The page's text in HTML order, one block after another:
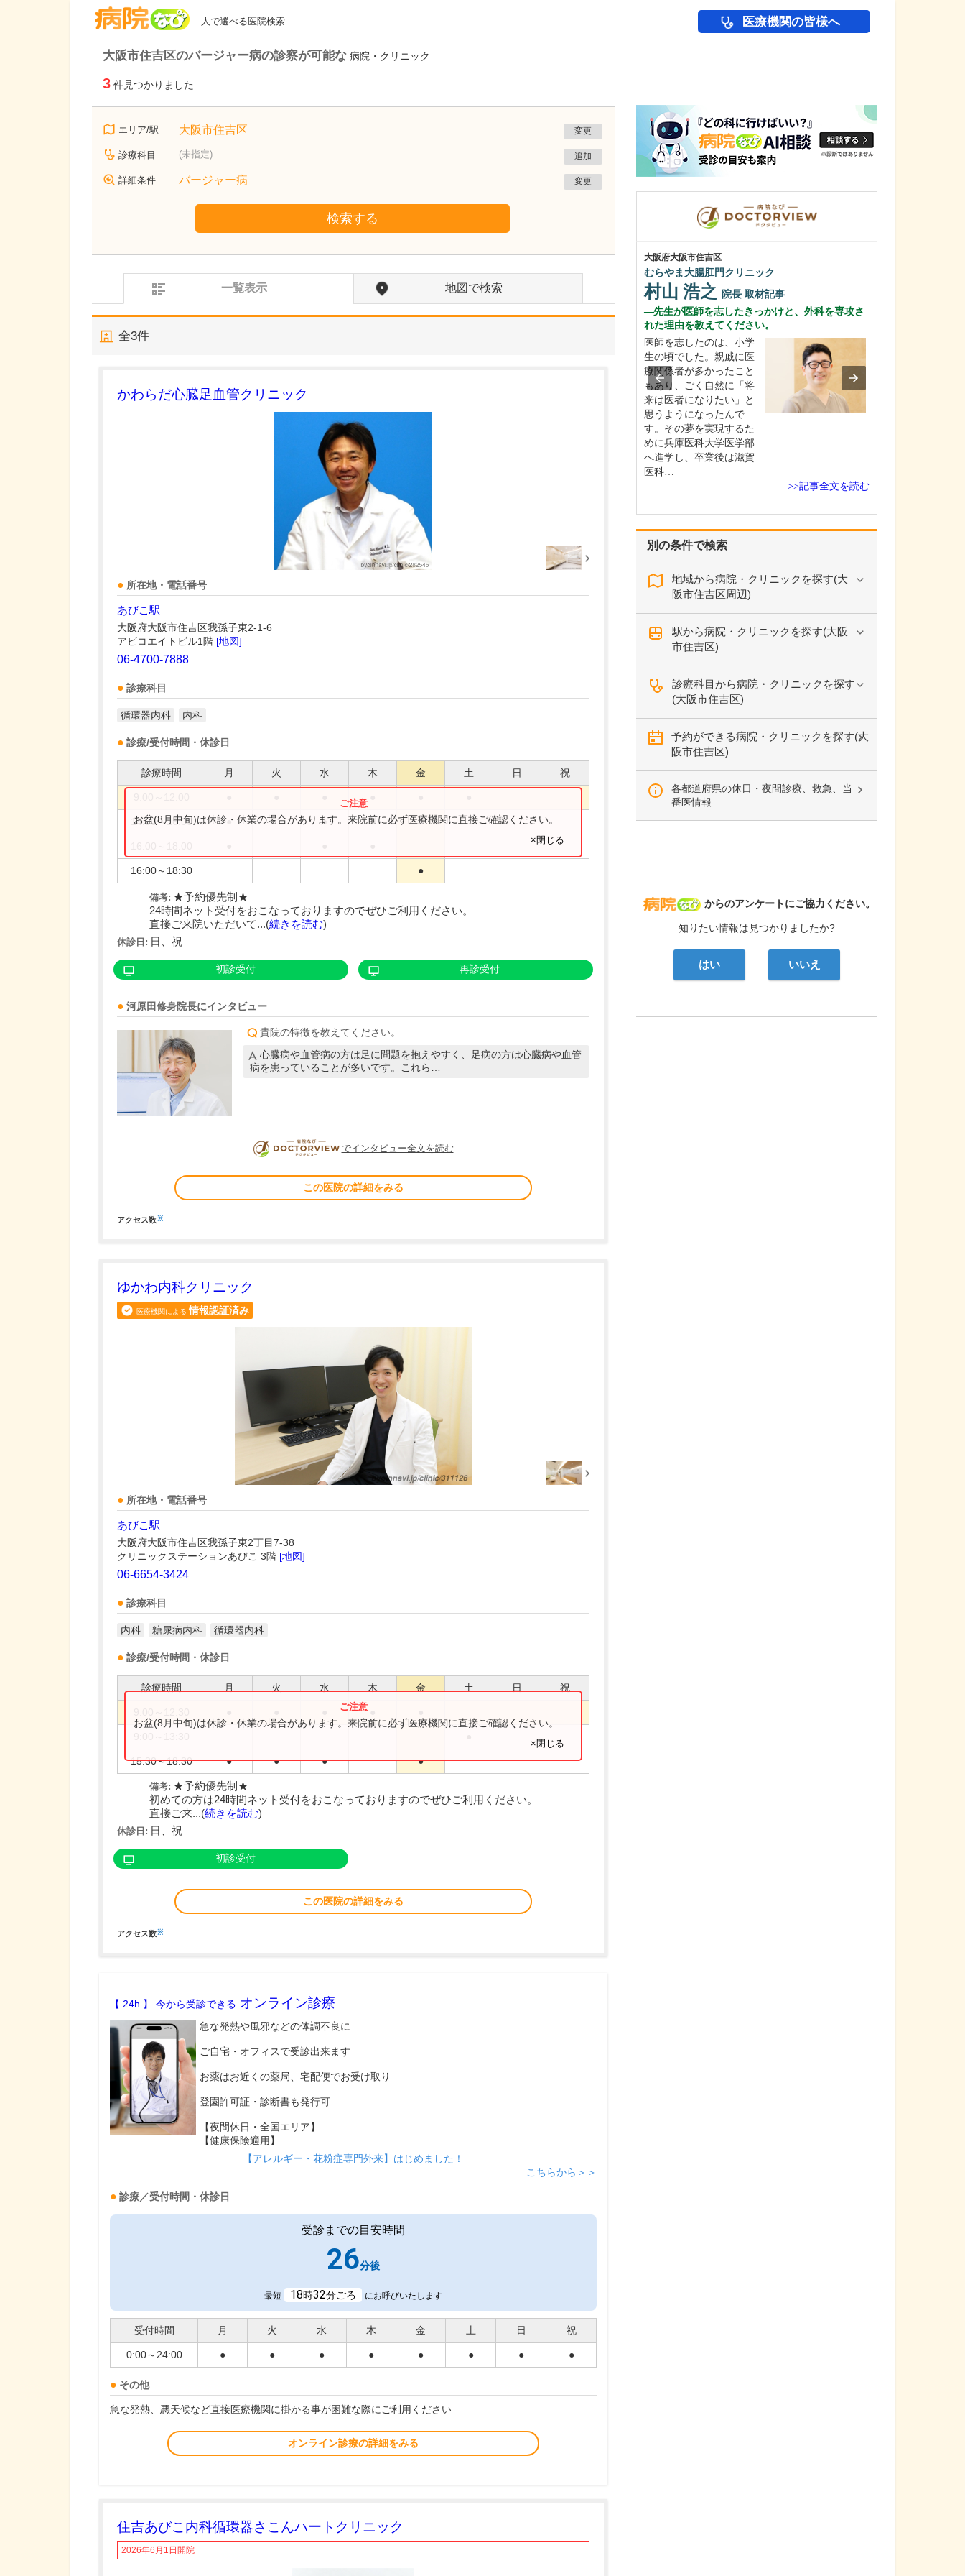
人で選べる医院検索 医療機関の皆様へ
大阪市住吉区のバージャー病の診察が可能な 病院・クリニック
3 件見つかりました
エリア/駅 大阪市住吉区 変更
診療科目 (未指定) 追加
詳細条件 バージャー病 変更
検索する
一覧表示 地図で検索
全3件
かわらだ心臓足血管クリニック
所在地・電話番号
あびこ駅
大阪府大阪市住吉区我孫子東2-1-6
アビコエイトビル1階 [地図]
06-4700-7888
診療科目
循環器内科 内科
診療/受付時間・休診日
診療時間 月 火 水 木 金 土 日 祝
14:00～16:00 ● ● ● ●
16:00～18:30 ●
お盆(8月中旬)は休診・休業の場合があります。来院前に必ず医療機関に直接ご確認ください。
×閉じる
備考: ★予約優先制★
24時間ネット受付をおこなっておりますのでぜひご利用ください。
直接ご来院いただいて...(続きを読む)
休診日: 日、祝
初診受付 再診受付
河原田修身院長にインタビュー
貴院の特徴を教えてください。
心臓病や血管病の方は足に問題を抱えやすく、足病の方は心臓病や血管
病を患っていることが多いです。これら…
DOCTORVIEW
でインタビュー全文を読む
この医院の詳細をみる
アクセス数※
ゆかわ内科クリニック
医療機関による 情報認証済み
所在地・電話番号
あびこ駅
大阪府大阪市住吉区我孫子東2丁目7-38
クリニックステーションあびこ 3階 [地図]
06-6654-3424
診療科目
内科 糖尿病内科 循環器内科
診療/受付時間・休診日
診療時間 月 火 水 木 金 土 日 祝
15:30～18:30 ● ● ● ●
お盆(8月中旬)は休診・休業の場合があります。来院前に必ず医療機関に直接ご確認ください。
×閉じる
備考: ★予約優先制★
初めての方は24時間ネット受付をおこなっておりますのでぜひご利用ください。
直接ご来...(続きを読む)
休診日: 日、祝
初診受付
この医院の詳細をみる
アクセス数※
【 24h 】 今から受診できる オンライン診療
急な発熱や風邪などの体調不良に
ご自宅・オフィスで受診出来ます
お薬はお近くの薬局、宅配便でお受け取り
登園許可証・診断書も発行可
【夜間休日・全国エリア】
【健康保険適用】
【アレルギー・花粉症専門外来】はじめました！
こちらから＞＞
診療／受付時間・休診日
受診までの目安時間
26分後
最短 18時32分ごろ にお呼びいたします
受付時間 月 火 水 木 金 土 日 祝
0:00～24:00 ● ● ● ● ● ● ● ●
その他
急な発熱、悪天候など直接医療機関に掛かる事が困難な際にご利用ください
オンライン診療の詳細をみる
住吉あびこ内科循環器さこんハートクリニック
2026年6月1日開院
別の条件で検索
地域から病院・クリニックを探す(大
阪市住吉区周辺)
駅から病院・クリニックを探す(大阪
市住吉区)
診療科目から病院・クリニックを探す
(大阪市住吉区)
予約ができる病院・クリニックを探す(大
阪市住吉区)
各都道府県の休日・夜間診療、救急、当
番医情報
病院なび
からのアンケートにご協力ください。
知りたい情報は見つかりましたか?
はい いいえ
大阪府大阪市住吉区
かわらだ心臓足血管クリニック
河原田 修身院長
ます。そこで当院は「心
大阪府大阪市住吉区
むらやま大腸肛門クリニック
村山 浩之 院長 取材記事
先生が医師を志したきっかけと、外科を専攻さ
れた理由を教えてください。
医師を志したのは、小学
生の頃でした。親戚に医
療関係者が多かったこと
もあり、ごく自然に「将
来は医者になりたい」と
思うようになったんで
す。その夢を実現するた
めに兵庫医科大学医学部
へ進学し、卒業後は滋賀
医科…
>>記事全文を読む